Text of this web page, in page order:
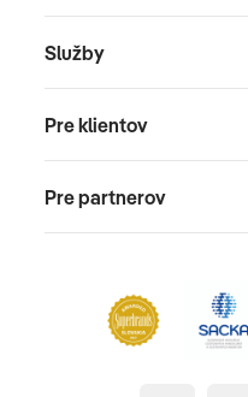
Služby
Pre klientov
Pre partnerov